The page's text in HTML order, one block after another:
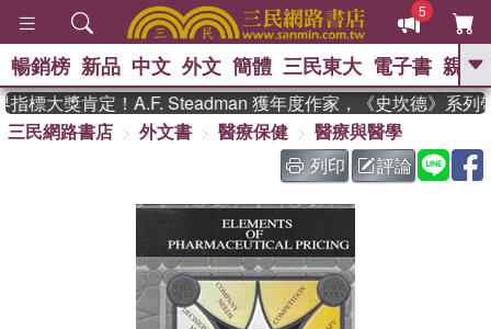
5
GO
熱搜： 東野圭吾 、 高希均教授回憶錄
The Odyssey 、 父親節 、 如果歷
史是一群喵 、 暑期推薦 、 國際布克
獎 臺灣漫遊錄 、 方念華
登輝時代 、
偉大的迷走神經
暢銷榜 新品 中文 外文 簡體 三民東大 電子書 親子
標大獎肯定！A.F. Steadman 獲年度作家，《史坎德》系列帶
三民網路書店
外文書 醫療保健
醫療與醫學
列印
評論